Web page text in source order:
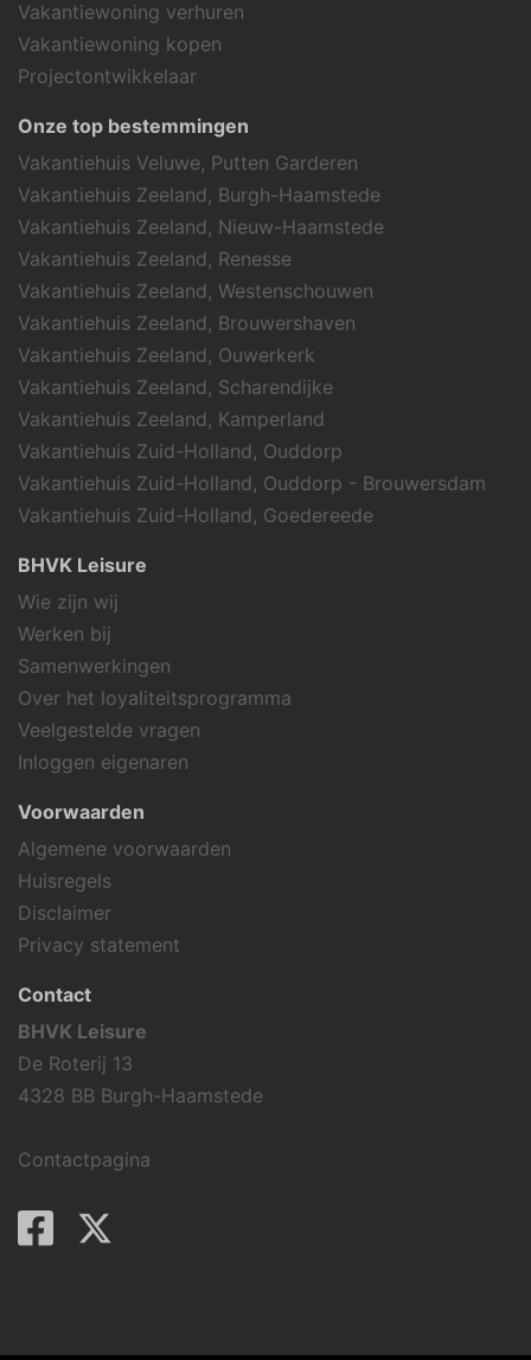
Vakantiewoning verhuren
Vakantiewoning kopen
Projectontwikkelaar
Onze top bestemmingen
Vakantiehuis Veluwe, Putten Garderen
Vakantiehuis Zeeland, Burgh-Haamstede
Vakantiehuis Zeeland, Nieuw-Haamstede
Vakantiehuis Zeeland, Renesse
Vakantiehuis Zeeland, Westenschouwen
Vakantiehuis Zeeland, Brouwershaven
Vakantiehuis Zeeland, Ouwerkerk
Vakantiehuis Zeeland, Scharendijke
Vakantiehuis Zeeland, Kamperland
Vakantiehuis Zuid-Holland, Ouddorp
Vakantiehuis Zuid-Holland, Ouddorp - Brouwersdam
Vakantiehuis Zuid-Holland, Goedereede
BHVK Leisure
Wie zijn wij
Werken bij
Samenwerkingen
Over het loyaliteitsprogramma
Veelgestelde vragen
Inloggen eigenaren
Voorwaarden
Algemene voorwaarden
Huisregels
Disclaimer
Privacy statement
Contact
BHVK Leisure
De Roterij 13
4328 BB Burgh-Haamstede
Contactpagina